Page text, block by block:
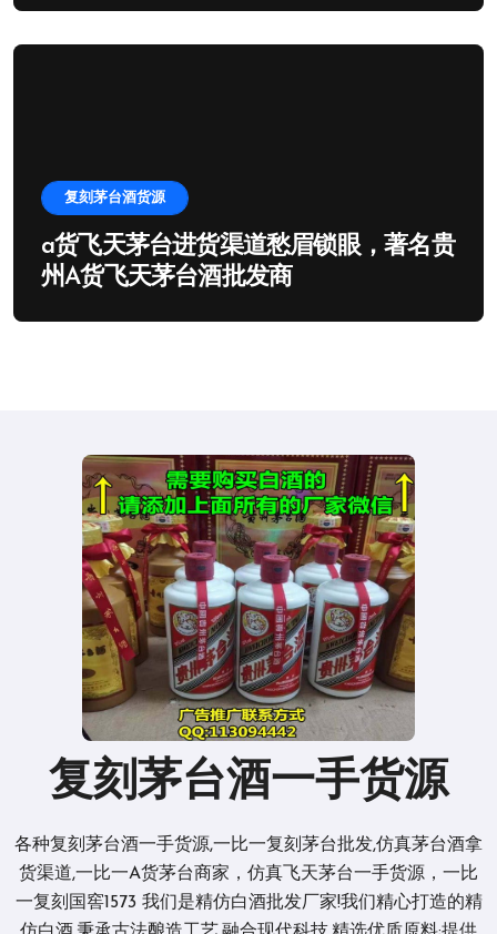
复刻茅台酒货源
a货飞天茅台进货渠道愁眉锁眼，著名贵
州A货飞天茅台酒批发商
复刻茅台酒一手货源
各种复刻茅台酒一手货源,一比一复刻茅台批发,仿真茅台酒拿
货渠道,一比一A货茅台商家，仿真飞天茅台一手货源，一比
一复刻国窖1573 我们是精仿白酒批发厂家!我们精心打造的精